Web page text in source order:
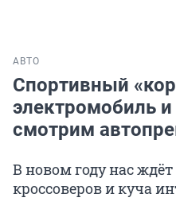
Спортивный
электромобиль и
смотрим
кроссоверов и куча